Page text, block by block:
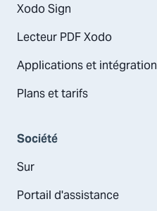
Xodo Sign
Lecteur PDF Xodo
Applications et intégration
Plans et tarifs
Société
Sur
Portail d'assistance